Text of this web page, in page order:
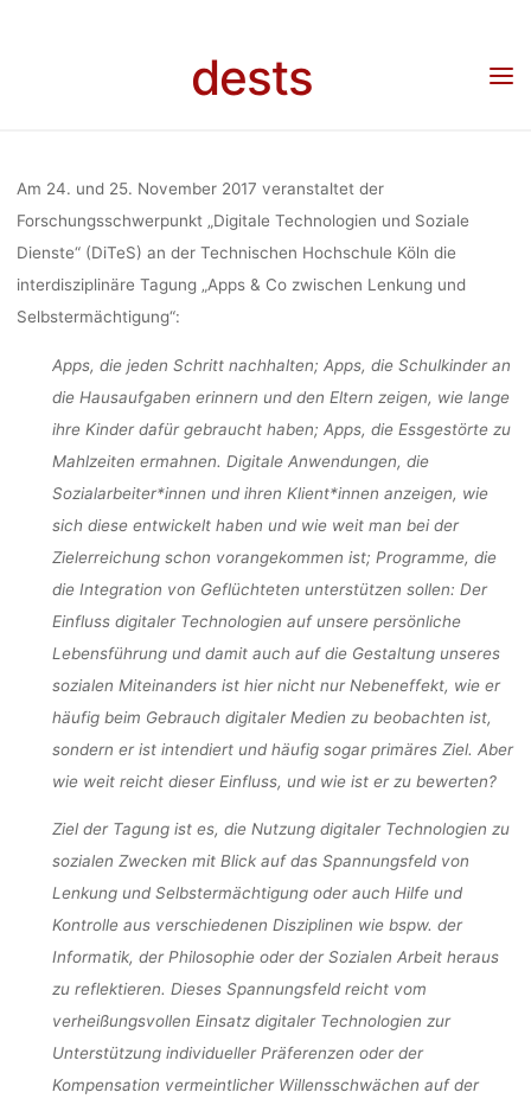
dests
ZWISCHEN
dests 20.
Tagung „Apps & Co zwischen Lenkung und
Am 24. und 25. November 2017 veranstaltet der
Forschungsschwerpunkt „Digitale Technologien und Soziale
Dienste“ (DiTeS) an der Technischen Hochschule Köln die
interdisziplinäre Tagung „Apps & Co zwischen Lenkung und
Selbstermächtigung“:
Apps, die jeden Schritt nachhalten; Apps, die Schulkinder an
die Hausaufgaben erinnern und den Eltern zeigen, wie lange
ihre Kinder dafür gebraucht haben; Apps, die Essgestörte zu
Mahlzeiten ermahnen. Digitale Anwendungen, die
Sozialarbeiter*innen und ihren Klient*innen anzeigen, wie
sich diese entwickelt haben und wie weit man bei der
Zielerreichung schon vorangekommen ist; Programme, die
die Integration von Geflüchteten unterstützen sollen: Der
Einfluss digitaler Technologien auf unsere persönliche
Lebensführung und damit auch auf die Gestaltung unseres
sozialen Miteinanders ist hier nicht nur Nebeneffekt, wie er
häufig beim Gebrauch digitaler Medien zu beobachten ist,
sondern er ist intendiert und häufig sogar primäres Ziel. Aber
wie weit reicht dieser Einfluss, und wie ist er zu bewerten?
Ziel der Tagung ist es, die Nutzung digitaler Technologien zu
sozialen Zwecken mit Blick auf das Spannungsfeld von
Lenkung und Selbstermächtigung oder auch Hilfe und
Kontrolle aus verschiedenen Disziplinen wie bspw. der
Informatik, der Philosophie oder der Sozialen Arbeit heraus
zu reflektieren. Dieses Spannungsfeld reicht vom
verheißungsvollen Einsatz digitaler Technologien zur
Unterstützung individueller Präferenzen oder der
Kompensation vermeintlicher Willensschwächen auf der